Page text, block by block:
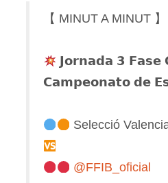
【 MINUT A MINUT 】
𝗝𝗼𝗿𝗻𝗮𝗱𝗮 𝟯 𝗙𝗮𝘀𝗲
𝗖𝗮𝗺𝗽𝗲𝗼𝗻𝗮𝘁𝗼 𝗱𝗲
Selecció
@FFIB_oficial